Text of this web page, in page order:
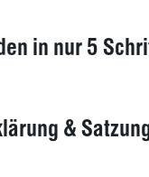
in nur 5
&